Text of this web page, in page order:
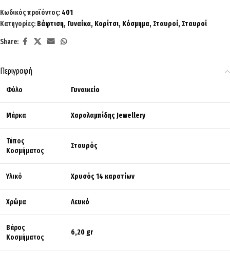
Κωδικός προϊόντος: 401
Κατηγορίες: Βάφτιση, Γυναίκα, Κορίτσι, Κόσμημα, Σταυροί, Σταυροί
Share:
Περιγραφή
Φύλο Γυναικείο
Μάρκα Χαραλαμπίδης Jewellery
Τύπος
Κοσμήματος
Σταυρός
Υλικό Χρυσός 14 καρατίων
Χρώμα Λευκό
Βάρος
Κοσμήματος
6,20 gr